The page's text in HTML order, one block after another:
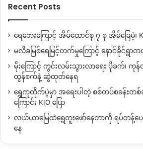
Recent Posts
ရေဘေးကြောင့် အိမ်ထောင်စု ၇ စု အိမ်ခြေမဲ့၊
မလိခမြစ်ရေမြင့်တက်မှုကြောင့် နောင်ခိုင်ရွာတ
မိုးကြောင့် ကွင်းလမ်းသွားလာရေး ပိုခက်၊
ထွန်စက်နဲ့ ဆွဲထုတ်နေရ
ရွှေကူတိုက်ပွဲမှာ အရေးပါတဲ့ စစ်တပ်စခန်းတ
ကြောင်း KIO ပြော
လယ်ယာမြေထဲရွှေတူးဖော်နေတာကို ရပ်တန့်ပ
နေ